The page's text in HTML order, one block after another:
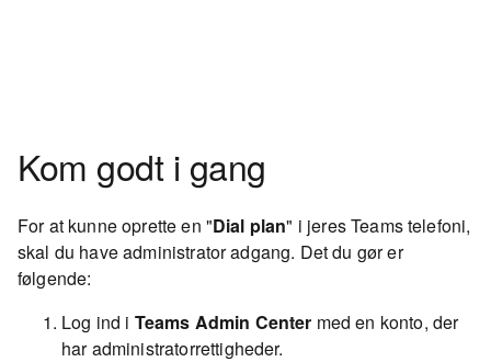
Kom godt i gang
For at kunne oprette en "Dial plan" i jeres Teams telefoni,
skal du have administrator adgang. Det du gør er
følgende:
Log ind i Teams Admin Center med en konto, der
har administratorrettigheder.